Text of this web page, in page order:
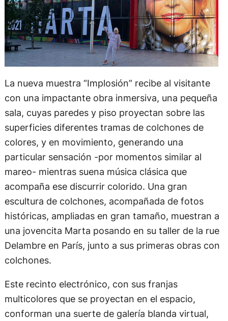
La nueva muestra “Implosión” recibe al visitante
con una impactante obra inmersiva, una pequeña
sala, cuyas paredes y piso proyectan sobre las
superficies diferentes tramas de colchones de
colores, y en movimiento, generando una
particular sensación -por momentos similar al
mareo- mientras suena música clásica que
acompaña ese discurrir colorido. Una gran
escultura de colchones, acompañada de fotos
históricas, ampliadas en gran tamaño, muestran a
una jovencita Marta posando en su taller de la rue
Delambre en París, junto a sus primeras obras con
colchones.
Este recinto electrónico, con sus franjas
multicolores que se proyectan en el espacio,
conforman una suerte de galería blanda virtual,